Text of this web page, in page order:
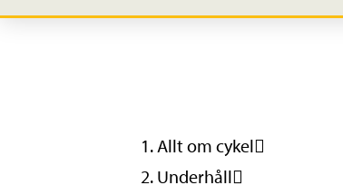
Allt om cykel
Underhåll